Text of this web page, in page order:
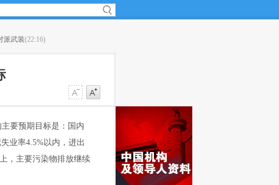
派武装(22:16)
要预期目标是：国内
业率4.5%以内，进出
，主要污染物排放继续